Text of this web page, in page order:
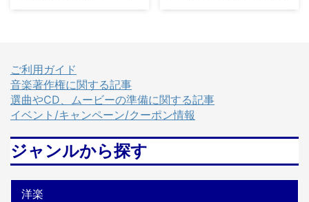
スト：Kiroro（キロロ） キロ
TOWER RECORDS Book Off
メルカリ この楽曲は
ISUM（一般社団法人音楽特定
利用促進機構）登録楽曲 で
Sound アーティストについて
Kiroro（キロロ）は、1995年
に沖縄県読谷村で結成された
女性二人組ユニットで、玉城
千春（ボーカル）と金城綾乃
す。 provided by Wedding
Sound アーティストについて
Adoは2002年生まれの日本の
女性歌い手・音楽プロデュー
響を受けて音楽に興味を持 ...
ご利用ガイド
音楽著作権に関する記事
選曲やCD、ムービーの準備に関する記事
イベント/キャンペーン/クーポン情報
ジャンルから探す
洋楽